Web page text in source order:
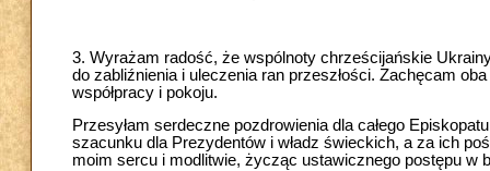
3. Wyrażam radość, że wspólnoty chrześcijańskie
do zabliźnienia i uleczenia ran przeszłości. Zachęcam
współpracy i pokoju.
Przesyłam serdeczne pozdrowienia dla całego
szacunku dla Prezydentów i władz świeckich, a za ich
moim sercu i modlitwie, życząc ustawicznego postępu w